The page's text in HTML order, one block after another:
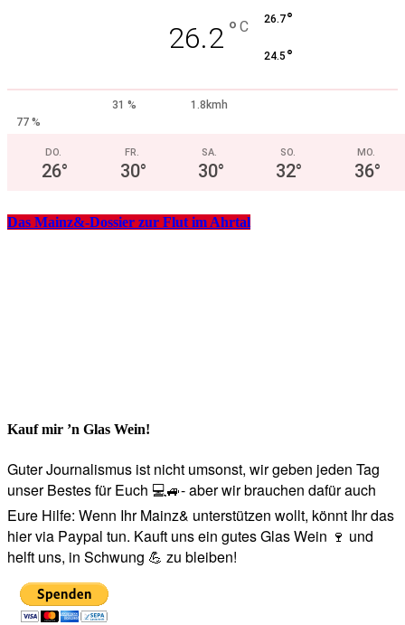
26.2 ° C 26.7°
24.5 °
31 %
1.8kmh
77 %
DO.
26°
FR.
30°
SA.
30°
SO.
32°
MO.
36°
Das Mainz&-Dossier zur Flut im Ahrtal
Kauf mir ’n Glas Wein!
Guter Journalismus ist nicht umsonst, wir geben jeden Tag
unser Bestes für Euch 💻🚙- aber wir brauchen dafür auch
Eure Hilfe: Wenn Ihr Mainz& unterstützen wollt, könnt Ihr das
hier via Paypal tun. Kauft uns ein gutes Glas Wein 🍷 und
helft uns, in Schwung 💪 zu bleiben!